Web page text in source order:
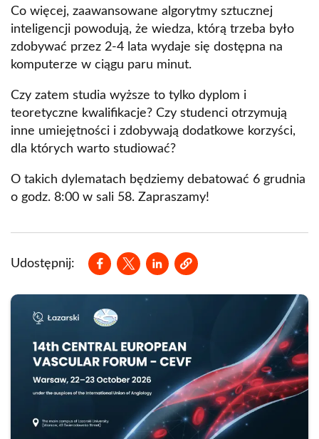
Co więcej, zaawansowane algorytmy sztucznej
inteligencji powodują, że wiedza, którą trzeba było
zdobywać przez 2-4 lata wydaje się dostępna na
komputerze w ciągu paru minut.
Czy zatem studia wyższe to tylko dyplom i
teoretyczne kwalifikacje? Czy studenci otrzymują
inne umiejętności i zdobywają dodatkowe korzyści,
dla których warto studiować?
O takich dylematach będziemy debatować 6 grudnia
o godz. 8:00 w sali 58. Zapraszamy!
Udostępnij:
Opens in a new window
Opens in a new window
Opens in a new window